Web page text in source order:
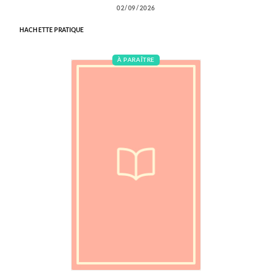
02/09/2026
HACHETTE PRATIQUE
À PARAÎTRE